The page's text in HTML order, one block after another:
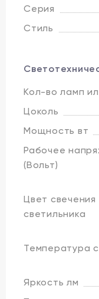
Серия
Стиль
Кол-во ламп
Цоколь
Мощность вт
Рабочее
(Вольт)
Цвет свечения
светильника
Температура
Яркость лм